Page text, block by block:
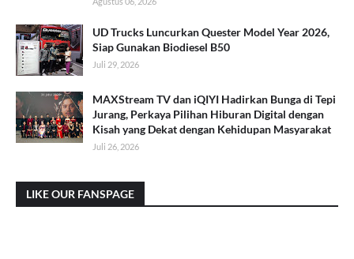
UD Trucks Luncurkan Quester Model Year 2026,
Siap Gunakan Biodiesel B50
Juli 29, 2026
MAXStream TV dan iQIYI Hadirkan Bunga di Tepi
Jurang, Perkaya Pilihan Hiburan Digital dengan
Kisah yang Dekat dengan Kehidupan Masyarakat
Juli 26, 2026
LIKE OUR FANSPAGE